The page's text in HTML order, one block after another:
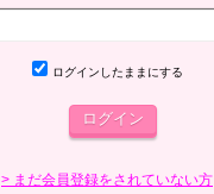
ログインしたままにする
> まだ会員登録をされていない方